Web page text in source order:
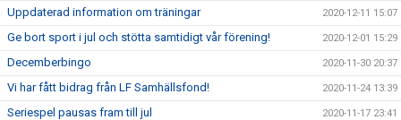
Uppdaterad information om träningar 2020-12-11 15:07
Ge bort sport i jul och stötta samtidigt vår förening! 2020-12-01 15:29
Decemberbingo 2020-11-30 20:37
Vi har fått bidrag från LF Samhällsfond! 2020-11-24 13:39
Seriespel pausas fram till jul 2020-11-17 23:41